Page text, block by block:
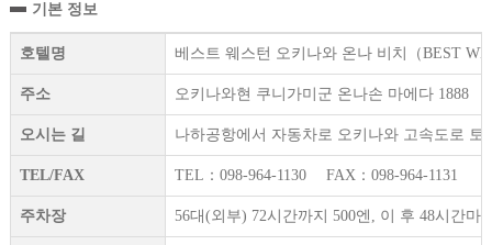
기본 정보
호텔명 베스트 웨스턴 오키나와 온나 비치（BEST
주소 오키나와현 쿠니가미군 온나손 마에다 1888
오시는 길 나하공항에서 자동차로 오키나와 고속도로
TEL/FAX TEL：098-964-1130 FAX：098-964-1131
주차장 56대(외부) 72시간까지 500엔, 이 후 48시간